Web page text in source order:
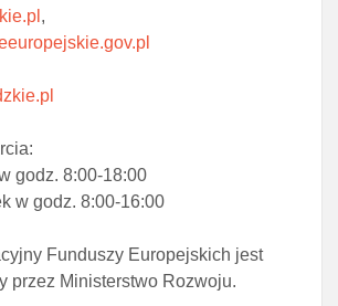
,
godz. 8:00-18:00
w godz. 8:00-16:00
Funduszy Europejskich jest
przez Ministerstwo Rozwoju.